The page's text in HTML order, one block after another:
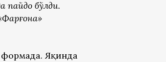
пайдо бўлди.
Яқинда